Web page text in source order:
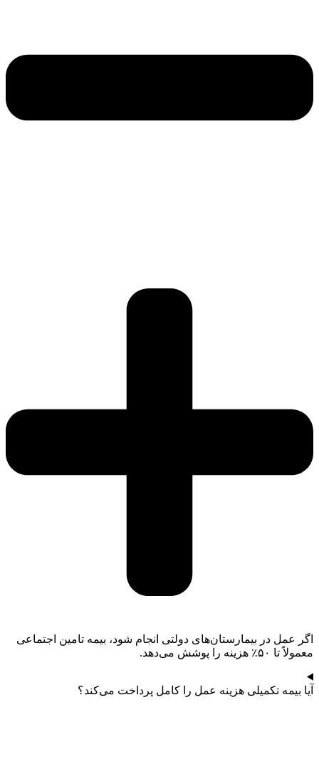
اگر عمل در بیمارستان‌های دولتی انجام شود، بیمه تامین اجتماعی
معمولاً تا ۵۰٪ هزینه را پوشش می‌دهد.
آیا بیمه تکمیلی هزینه عمل را کامل پرداخت می‌کند؟